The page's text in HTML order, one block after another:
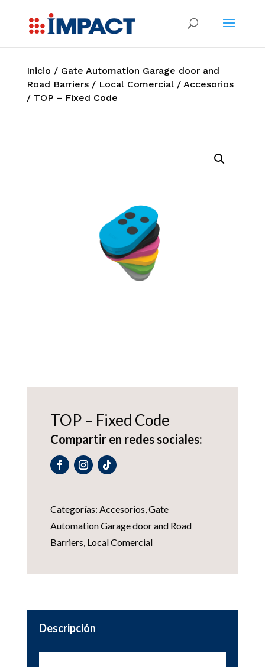
Inicio / Gate Automation Garage door and
Road Barriers/ Local Comercial/ Accesorios
/ TOP – Fixed Code
TOP – Fixed Code
Compartir en redes sociales:
Categorías: Accesorios,Gate
Automation Garage door and Road
Barriers, Local Comercial
Descripción